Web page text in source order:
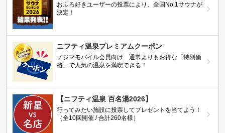
おふろ好きユーザーの投票により、全国No.1サウナが
決定！
ニフティ温泉プレミアムクーポン
ノジマモバイル会員向け 通常よりもお得な「特別価
格」で人気の温泉を満喫できる！
【ニフティ温泉 百名湯2026】
行ってみたい施設に投票してプレゼントを当てよう！
（全10回開催 / 合計260名様）